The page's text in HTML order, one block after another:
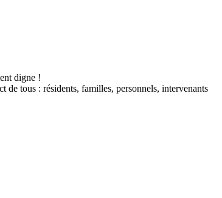
digne !
de tous : résidents, familles, personnels, intervenants